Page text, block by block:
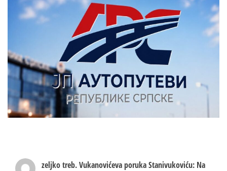
zeljko treb.Vukanovićeva poruka Stanivukoviću: Na